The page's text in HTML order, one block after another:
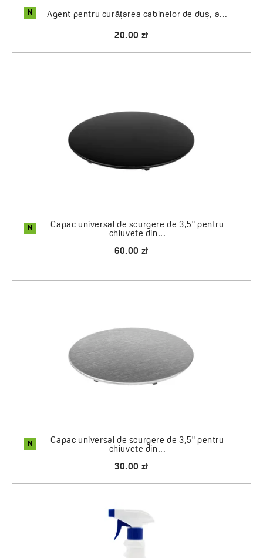
N Agent pentru curățarea cabinelor de duș, a...
20.00 zł
N
Capac universal de scurgere de 3,5" pentru
chiuvete din...
60.00 zł
N
Capac universal de scurgere de 3,5" pentru
chiuvete din...
30.00 zł